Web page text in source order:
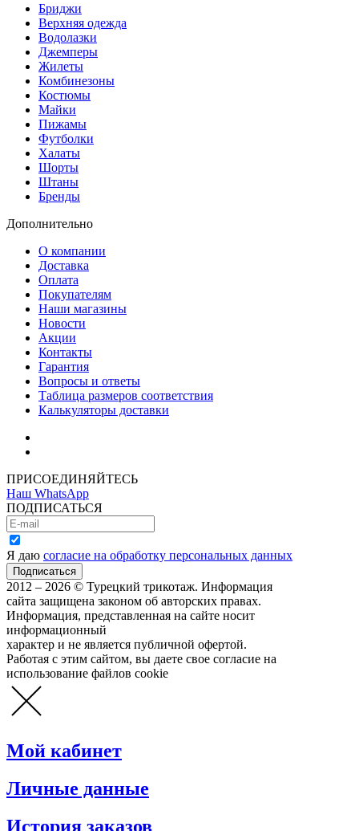
Бриджи
Верхняя одежда
Водолазки
Джемперы
Жилеты
Комбинезоны
Костюмы
Майки
Пижамы
Футболки
Халаты
Шорты
Штаны
Бренды
Дополнительно
О компании
Доставка
Оплата
Покупателям
Наши магазины
Новости
Акции
Контакты
Гарантия
Вопросы и ответы
Таблица размеров соответствия
Калькуляторы доставки
ПРИСОЕДИНЯЙТЕСЬ
Наш WhatsApp
ПОДПИСАТЬСЯ
Я даю согласие на обработку персональных данных
2012 – 2026 © Турецкий трикотаж. Информация
сайта защищена законом об авторских правах.
Информация, представленная на сайте носит
информационный
характер и не является публичной офертой.
Работая с этим сайтом, вы даете свое согласие на
использование файлов cookie
Мой кабинет
Личные данные
История заказов